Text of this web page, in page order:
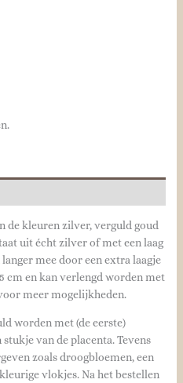
de kleuren zilver, verguld goud
uit écht zilver of met een laag
mee door een extra laagje
cm en kan verlengd worden met
meer mogelijkheden.
worden met (de eerste)
van de placenta. Tevens
zoals droogbloemen, een
vlokjes. Na het bestellen